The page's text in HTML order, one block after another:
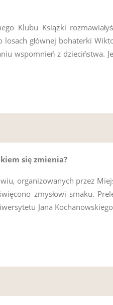
Klubu Książki
losach głównej bohaterki
wspomnień z dzieciństwa.
się zmienia?
organizowanych przez
zmysłowi smaku.
Jana